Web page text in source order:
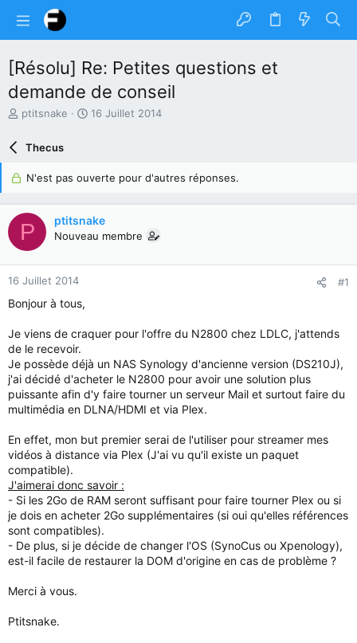
[Résolu] Re: Petites questions et
demande de conseil
A
u
s
u
t
ptitsnake
D
e
b
u
16 Juillet 2014
Thecus
N'est pas ouverte pour d'autres réponses.
P ptitsnake
Nouveau membre
16 Juillet 2014 #1
Bonjour à tous,
Je viens de craquer pour l'offre du N2800 chez LDLC, j'attends
de le recevoir.
Je possède déjà un NAS Synology d'ancienne version (DS210J),
j'ai décidé d'acheter le N2800 pour avoir une solution plus
puissante afin d'y faire tourner un serveur Mail et surtout faire du
multimédia en DLNA/HDMI et via Plex.
En effet, mon but premier serai de l'utiliser pour streamer mes
vidéos à distance via Plex (J'ai vu qu'il existe un paquet
compatible).
J'aimerai donc savoir :
- Si les 2Go de RAM seront suffisant pour faire tourner Plex ou si
je dois en acheter 2Go supplémentaires (si oui qu'elles références
sont compatibles).
- De plus, si je décide de changer l'OS (SynoCus ou Xpenology),
est-il facile de restaurer la DOM d'origine en cas de problème ?
Merci à vous.
Ptitsnake.